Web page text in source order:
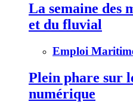
La semaine des
et du fluvial
Emploi
Plein phare sur
numérique